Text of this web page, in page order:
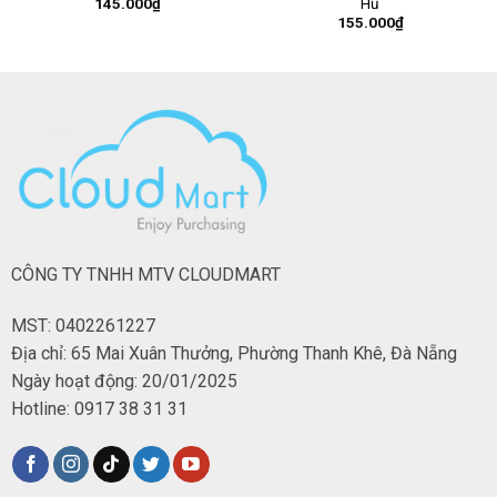
Hủ
155.000₫
CÔNG TY TNHH MTV CLOUDMART
MST: 0402261227
Địa chỉ: 65 Mai Xuân Thưởng, Phường Thanh Khê, Đà Nẵng
Ngày hoạt động: 20/01/2025
Hotline: 0917 38 31 31